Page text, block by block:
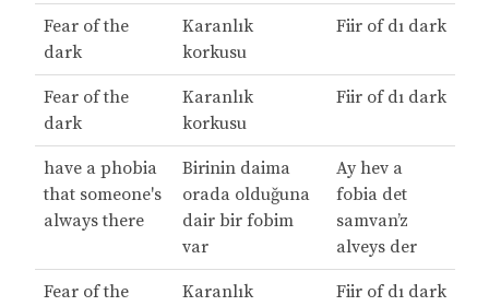
Fear of the
dark
Karanlık
korkusu
Fiir of dı dark
Fear of the
dark
Karanlık
korkusu
Fiir of dı dark
have a phobia
that someone's
always there
Birinin daima
orada olduğuna
dair bir fobim
var
Ay hev a
fobia det
samvan’z
alveys der
Fear of the
Karanlık
Fiir of dı dark